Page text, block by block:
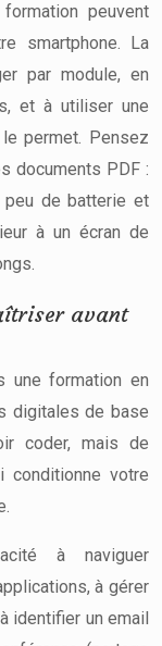
peuvent
smartphone. La
par module, en
et à utiliser une
permet. Pensez
documents PDF :
peu de batterie et
à un écran de
avant
une formation en
digitales de base
coder, mais de
conditionne votre
à naviguer
à gérer
identifier un email